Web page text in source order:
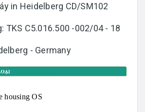
in Heidelberg CD/SM102
TKS C5.016.500 -002/04 - 18
- Germany
housing OS